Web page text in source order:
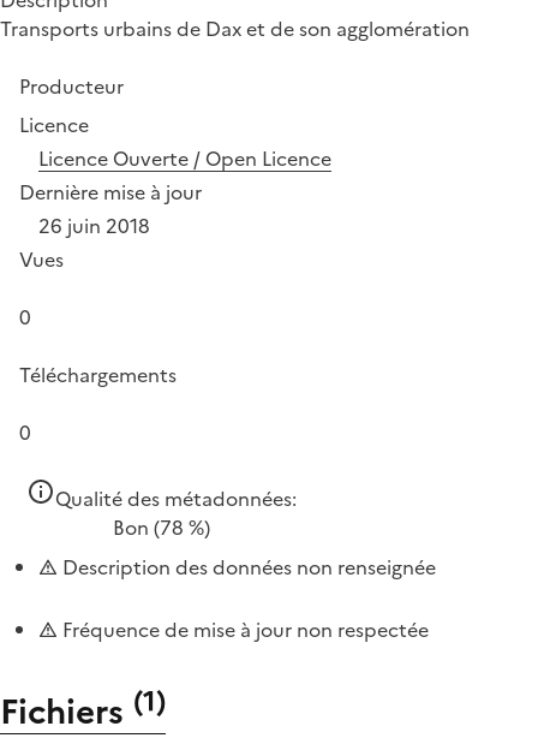
Transports urbains de Dax et de son agglomération
Producteur
Licence
Licence Ouverte / Open Licence
Dernière mise à jour
26 juin 2018
Vues
0
Téléchargements
0
Qualité des métadonnées:
Bon (78 %)
Description des données non renseignée
Fréquence de mise à jour non respectée
Fichiers (1)